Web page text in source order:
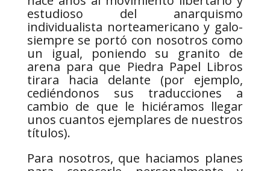
estudioso del anarquismo
individualista norteamericano y galo-
siempre se portó con nosotros como
un igual, poniendo su granito de
arena para que Piedra Papel Libros
tirara hacia delante (por ejemplo,
cediéndonos sus traducciones a
cambio de que le hiciéramos llegar
unos cuantos ejemplares de nuestros
títulos).
Para nosotros, que haciamos planes